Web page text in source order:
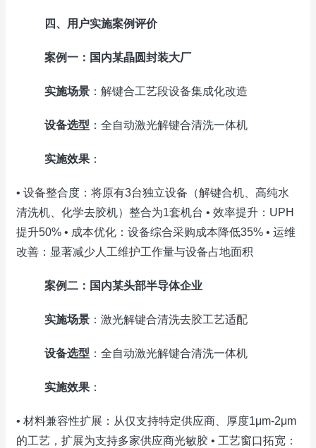
四、用户实施案例评价
案例一：国内某晶圆封装大厂
实施场景 ：解键合工艺段设备集成化改造
设备选型 ：全自动激光解键合清洗一体机
实施效果 ：
• 设备整合度：将原有3台独立设备（解键合机、高纯水
清洗机、化学去胶机）整合为1套机台 • 效率提升：UPH
提升50% • 成本优化：设备综合采购成本降低35% • 运维
改善：显著减少人工维护工作量与设备占地面积
案例二：国内某头部半导体企业
实施场景 ：激光解键合清洗去胶工艺适配
设备选型 ：全自动激光解键合清洗一体机
实施效果 ：
• 材料兼容性扩展：从仅支持特定供应商、厚度1μm-2μm
的工艺，扩展为支持多家供应商光敏胶 • 工艺窗口拓宽：